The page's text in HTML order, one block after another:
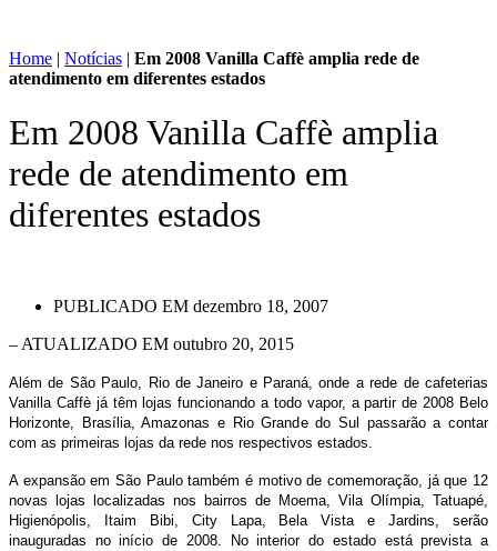
Home | Notícias | Em 2008 Vanilla Caffè amplia rede de
atendimento em diferentes estados
Em 2008 Vanilla Caffè amplia
rede de atendimento em
diferentes estados
PUBLICADO EM dezembro 18, 2007
– ATUALIZADO EM outubro 20, 2015
Além de São Paulo, Rio de Janeiro e Paraná, onde a rede de cafeterias
Vanilla Caffè já têm lojas funcionando a todo vapor, a partir de 2008 Belo
Horizonte, Brasília, Amazonas e Rio Grande do Sul passarão a contar
com as primeiras lojas da rede nos respectivos estados.
A expansão em São Paulo também é motivo de comemoração, já que 12
novas lojas localizadas nos bairros de Moema, Vila Olímpia, Tatuapé,
Higienópolis, Itaim Bibi, City Lapa, Bela Vista e Jardins, serão
inauguradas no início de 2008. No interior do estado está prevista a